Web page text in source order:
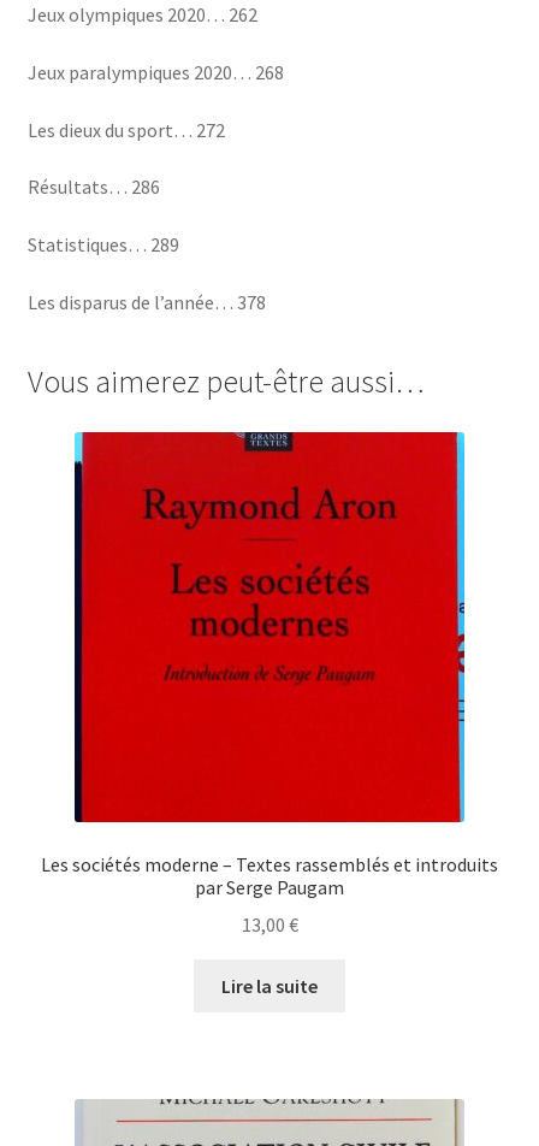
Jeux olympiques 2020… 262
Jeux paralympiques 2020… 268
Les dieux du sport… 272
Résultats… 286
Statistiques… 289
Les disparus de l’année… 378
Vous aimerez peut-être aussi…
Les sociétés moderne – Textes rassemblés et introduits
par Serge Paugam
13,00 €
Lire la suite